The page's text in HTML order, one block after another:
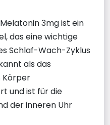
3mg ist ein
das eine wichtige
Schlaf-Wach-Zyklus
als das
Körper
und ist für die
der inneren Uhr